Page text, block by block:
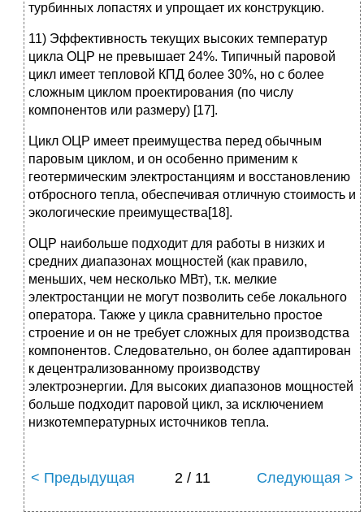
турбинных лопастях и упрощает их конструкцию.
11) Эффективность текущих высоких температур
цикла ОЦР не превышает 24%. Типичный паровой
цикл имеет тепловой КПД более 30%, но с более
сложным циклом проектирования (по числу
компонентов или размеру) [17].
Цикл ОЦР имеет преимущества перед обычным
паровым циклом, и он особенно применим к
геотермическим электростанциям и восстановлению
отбросного тепла, обеспечивая отличную стоимость и
экологические преимущества[18].
ОЦР наибольше подходит для работы в низких и
средних диапазонах мощностей (как правило,
меньших, чем несколько МВт), т.к. мелкие
электростанции не могут позволить себе локального
оператора. Также у цикла сравнительно простое
строение и он не требует сложных для производства
компонентов. Следовательно, он более адаптирован
к децентрализованному производству
электроэнергии. Для высоких диапазонов мощностей
больше подходит паровой цикл, за исключением
низкотемпературных источников тепла.
< Предыдущая 2 / 11 Следующая >